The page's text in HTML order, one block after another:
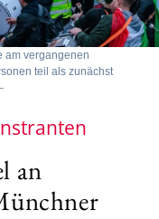
am vergangenen
teil als zunächst
an